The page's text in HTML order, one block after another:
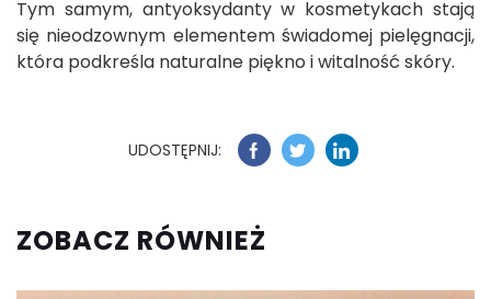
Tym samym, antyoksydanty w kosmetykach stają
się nieodzownym elementem świadomej pielęgnacji,
która podkreśla naturalne piękno i witalność skóry.
UDOSTĘPNIJ:
ZOBACZ RÓWNIEŻ